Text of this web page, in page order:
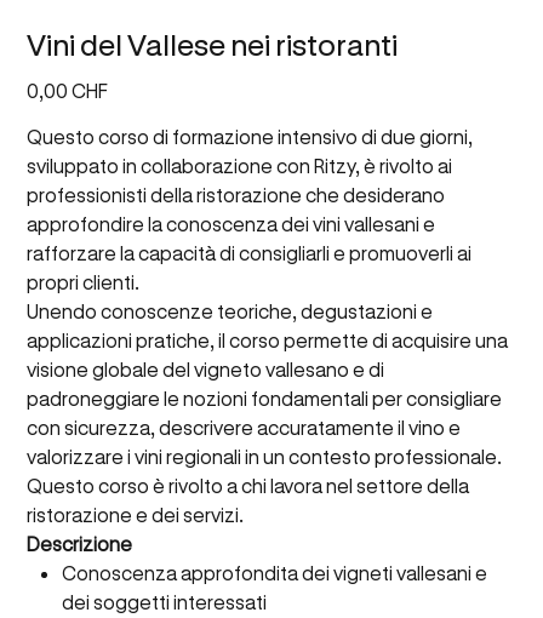
Vini del Vallese nei ristoranti
0,00 CHF
Questo corso di formazione intensivo di due giorni,
sviluppato in collaborazione con Ritzy, è rivolto ai
professionisti della ristorazione che desiderano
approfondire la conoscenza dei vini vallesani e
rafforzare la capacità di consigliarli e promuoverli ai
propri clienti.
Unendo conoscenze teoriche, degustazioni e
applicazioni pratiche, il corso permette di acquisire una
visione globale del vigneto vallesano e di
padroneggiare le nozioni fondamentali per consigliare
con sicurezza, descrivere accuratamente il vino e
valorizzare i vini regionali in un contesto professionale.
Questo corso è rivolto a chi lavora nel settore della
ristorazione e dei servizi.
Descrizione
Conoscenza approfondita dei vigneti vallesani e
dei soggetti interessati